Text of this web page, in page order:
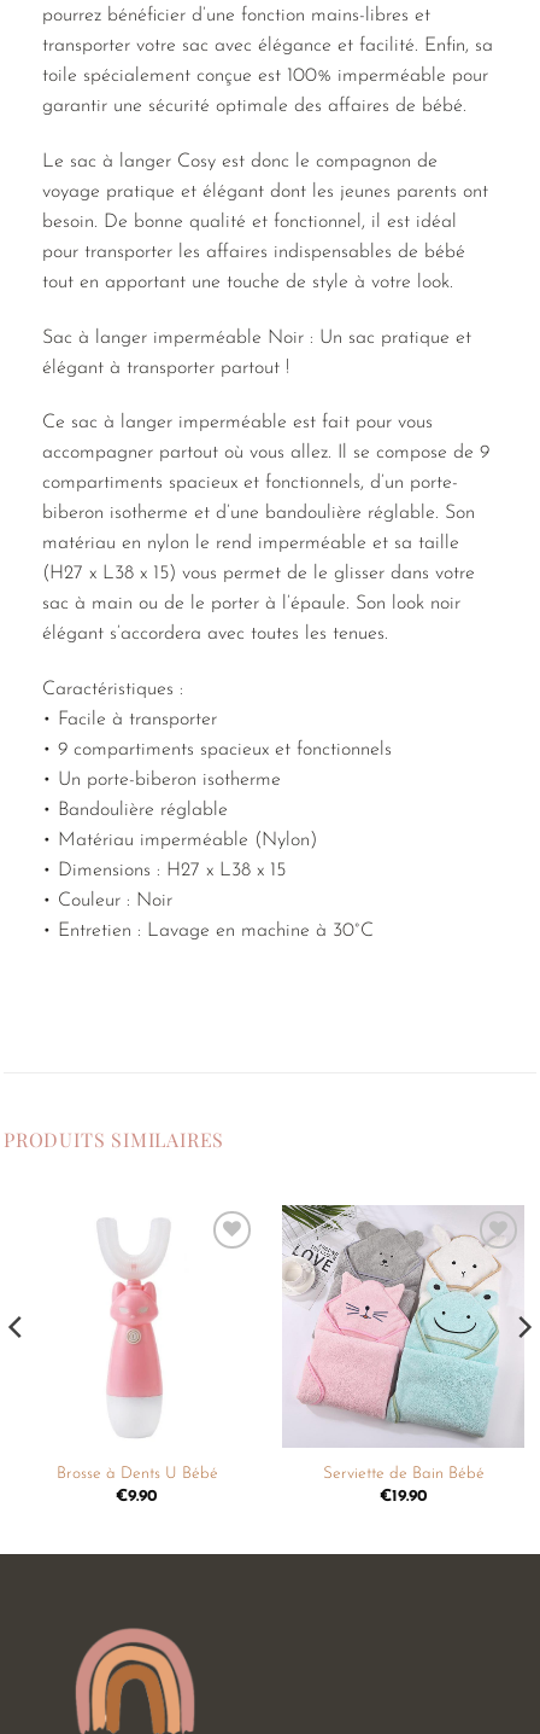
pourrez bénéficier d’une fonction mains-libres et
transporter votre sac avec élégance et facilité. Enfin, sa
toile spécialement conçue est 100% imperméable pour
garantir une sécurité optimale des affaires de bébé.
Le sac à langer Cosy est donc le compagnon de
voyage pratique et élégant dont les jeunes parents ont
besoin. De bonne qualité et fonctionnel, il est idéal
pour transporter les affaires indispensables de bébé
tout en apportant une touche de style à votre look.
Sac à langer imperméable Noir : Un sac pratique et
élégant à transporter partout !
Ce sac à langer imperméable est fait pour vous
accompagner partout où vous allez. Il se compose de 9
compartiments spacieux et fonctionnels, d’un porte-
biberon isotherme et d’une bandoulière réglable. Son
matériau en nylon le rend imperméable et sa taille
(H27 x L38 x 15) vous permet de le glisser dans votre
sac à main ou de le porter à l’épaule. Son look noir
élégant s’accordera avec toutes les tenues.
Caractéristiques :
• Facile à transporter
• 9 compartiments spacieux et fonctionnels
• Un porte-biberon isotherme
• Bandoulière réglable
• Matériau imperméable (Nylon)
• Dimensions : H27 x L38 x 15
• Couleur : Noir
• Entretien : Lavage en machine à 30°C
PRODUITS SIMILAIRES
Brosse à Dents U Bébé
€9.90
Ajouter
à la
liste de
souhaits
Serviette de Bain Bébé
€19.90